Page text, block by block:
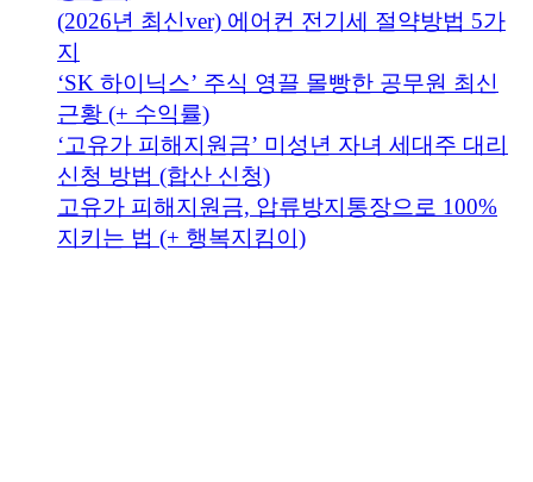
(2026년 최신ver) 에어컨 전기세 절약방법 5가
지
‘SK 하이닉스’ 주식 영끌 몰빵한 공무원 최신
근황 (+ 수익률)
‘고유가 피해지원금’ 미성년 자녀 세대주 대리
신청 방법 (합산 신청)
고유가 피해지원금, 압류방지통장으로 100%
지키는 법 (+ 행복지킴이)